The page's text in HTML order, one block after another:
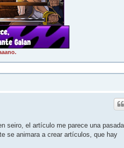
seiro, el artículo me parece una pasada,
se animara a crear artículos, que hay